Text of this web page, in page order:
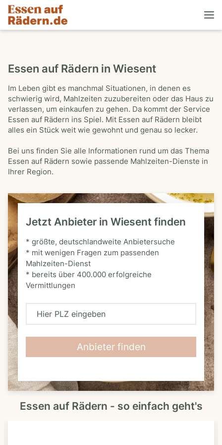
Essen auf Rädern in Wiesent
Im Leben gibt es manchmal Situationen, in denen es
schwierig wird, Mahlzeiten zuzubereiten oder das Haus zu
verlassen, um einkaufen zu gehen. Da kommt der Service
Essen auf Rädern ins Spiel. Mit Essen auf Rädern bleibt
alles ein Stück weit wie gewohnt und genau so lecker.
Bei uns finden Sie alle Informationen rund um das Thema
Essen auf Rädern sowie passende Mahlzeiten-Dienste in
Ihrer Region.
Jetzt Anbieter in Wiesent finden
* größte, deutschlandweite Anbietersuche
* mit wenigen Fragen zum passenden
Mahlzeiten-Dienst
* bereits über 400.000 erfolgreiche
Vermittlungen
H
L
Z
Anbieter finden
Essen auf Rädern - so einfach geht's